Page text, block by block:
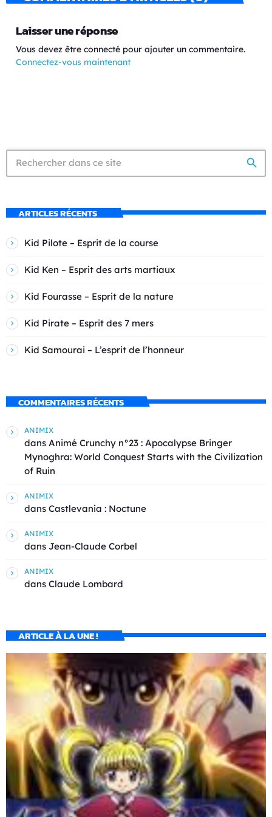
Laisser une réponse
Vous devez être connecté pour ajouter un commentaire.
Connectez-vous maintenant
search
ARTICLES RÉCENTS
Kid Pilote – Esprit de la course
Kid Ken – Esprit des arts martiaux
Kid Fourasse – Esprit de la nature
Kid Pirate – Esprit des 7 mers
Kid Samourai – L’esprit de l’honneur
COMMENTAIRES RÉCENTS
ANIMIX
dans Animé Crunchy n°23 : Apocalypse Bringer
Mynoghra: World Conquest Starts with the Civilization
of Ruin
ANIMIX
dans Castlevania : Noctune
ANIMIX
dans Jean-Claude Corbel
ANIMIX
dans Claude Lombard
ARTICLE À LA UNE !